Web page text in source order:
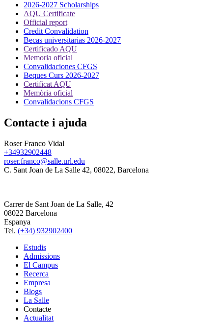
2026-2027 Scholarships
AQU Certificate
Official report
Credit Convalidation
Becas universitarias 2026-2027
Certificado AQU
Memoria oficial
Convalidaciones CFGS
Beques Curs 2026-2027
Certificat AQU
Memòria oficial
Convalidacions CFGS
Contacte i ajuda
Roser Franco Vidal
+34932902448
roser.franco@salle.url.edu
C. Sant Joan de La Salle 42, 08022, Barcelona
Carrer de Sant Joan de La Salle, 42
08022 Barcelona
Espanya
Tel. (+34) 932902400
Estudis
Admissions
El Campus
Recerca
Empresa
Blogs
La Salle
Contacte
Actualitat